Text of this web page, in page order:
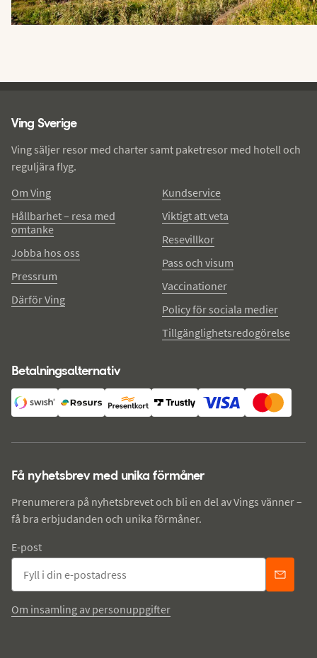
Ving Sverige
Ving säljer resor med charter samt paketresor med hotell och
reguljära flyg.
Om Ving
Hållbarhet – resa med
omtanke
Jobba hos oss
Pressrum
Därför Ving
Kundservice
Viktigt att veta
Resevillkor
Pass och visum
Vaccinationer
Policy för sociala medier
Tillgänglighetsredogörelse
Betalningsalternativ
Få nyhetsbrev med unika förmåner
Prenumerera på nyhetsbrevet och bli en del av Vings vänner –
få bra erbjudanden och unika förmåner.
E-post
Om insamling av personuppgifter